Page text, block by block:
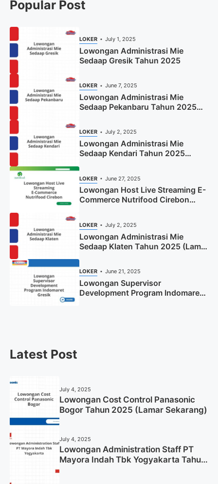
Popular Post
LOKER July 1, 2025
Lowongan Administrasi Mie
Sedaap Gresik Tahun 2025
LOKER June 7, 2025
Lowongan Administrasi Mie
Sedaap Pekanbaru Tahun 2025
LOKER July 2, 2025
Lowongan Administrasi Mie
Sedaap Kendari Tahun 2025
LOKER June 27, 2025
Lowongan Host Live Streaming E-
Commerce Nutrifood Cirebon
LOKER July 2, 2025
Lowongan Administrasi Mie
Sedaap Klaten Tahun 2025 (Lamar
LOKER June 21, 2025
Lowongan Supervisor
Development Program Indomaret
Latest Post
July 4, 2025
Lowongan Cost Control Panasonic
Bogor Tahun 2025 (Lamar Sekarang)
July 4, 2025
Lowongan Administration Staff PT
Mayora Indah Tbk Yogyakarta Tahun